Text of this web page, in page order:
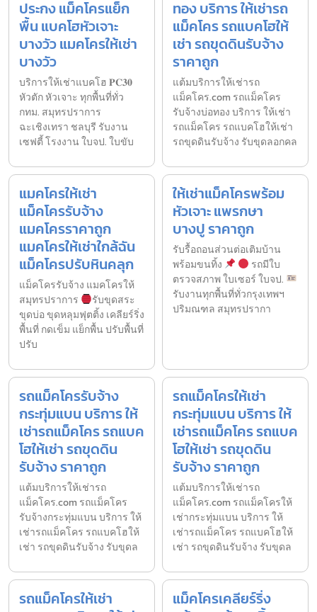
ประกง แม็คโครแย็ก
พื้น แบคโฮหัวเจาะ
บางวัว แมคโครให้เช่า
บางวัว
บริการให้เช่าแบคโฮ 𝐏𝐂𝟑𝟎
หัวตัก หัวเจาะ ทุกพื้นที่ทั่ว
กทม. สมุทรปราการ
ฉะเชิงเทรา ชลบุรี รับงาน
เซฟตี้ โรงงาน ใบจป. ใบขับ
ทอง บริการ ให้เช่ารถ
แม็คโคร รถแบคโฮให้
เช่า รถขุดดินรับจ้าง
ราคาถูก
แต้มบริการให้เช่ารถ
แม็คโคร.com รถแม็คโคร
รับจ้างบ่อทอง บริการ ให้เช่า
รถแม็คโคร รถแบคโฮให้เช่า
รถขุดดินรับจ้าง รับขุดลอกคล
แมคโครให้เช่า
แม็คโครรับจ้าง
แมคโครราคาถูก
แมคโครให้เช่าใกล้ฉัน
แม็คโครปรับหินคลุก
แม็คโครรับจ้าง แมคโครให้
สมุทรปราการ
รับขุดสระ
ขุดบ่อ ขุดหลุมฟุตติ้ง เคลียร์ริ่ง
พื้นที่ กดเข็ม แย็กพื้น ปรับพื้นที่
ปรับ
ให้เช่าแม็คโครพร้อม
หัวเจาะ แพรกษา
บางปู ราคาถูก
รับรื้อถอนส่วนต่อเติมบ้าน
พร้อมขนทิ้ง
รถมีใบ
ตรวจสภาพ ใบเซอร์ ใบจป.
รับงานทุกพื้นที่ทั่วกรุงเทพฯ
ปริมณฑล สมุทรปรากา
รถแม็คโครรับจ้าง
กระทุ่มแบน บริการ ให้
เช่ารถแม็คโคร รถแบค
โฮให้เช่า รถขุดดิน
รับจ้าง ราคาถูก
แต้มบริการให้เช่ารถ
แม็คโคร.com รถแม็คโคร
รับจ้างกระทุ่มแบน บริการ ให้
เช่ารถแม็คโคร รถแบคโฮให้
เช่า รถขุดดินรับจ้าง รับขุดล
รถแม็คโครให้เช่า
กระทุ่มแบน บริการ ให้
เช่ารถแม็คโคร รถแบค
โฮให้เช่า รถขุดดิน
รับจ้าง ราคาถูก
แต้มบริการให้เช่ารถ
แม็คโคร.com รถแม็คโครให้
เช่ากระทุ่มแบน บริการ ให้
เช่ารถแม็คโคร รถแบคโฮให้
เช่า รถขุดดินรับจ้าง รับขุดล
รถแม็คโครให้เช่า
แม็คโครเคลียร์ริ่ง